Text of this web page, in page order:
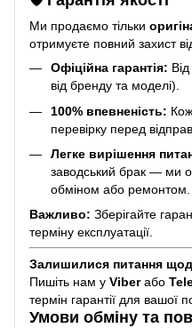
Ми продаємо тільки
отримуєте повний захист
Офіційна гарантія: Від
від бренду та моделі).
100% впевненість:
перевірку перед
Легке вирішення
заводський брак — ми
обміном або ремонтом.
Важливо: Зберігайте
терміну експлуатації.
Залишилися питання
Пишіть нам у Viberабо
термін гарантії для вашої
Умови обміну та